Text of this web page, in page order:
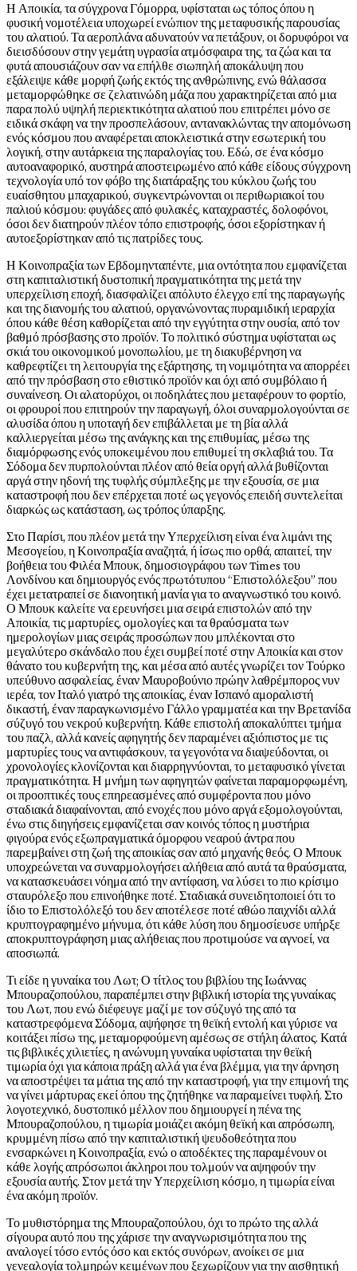
Η Αποικία, τα σύγχρονα Γόμορρα, υφίσταται ως τόπος όπου η
φυσική νομοτέλεια υποχωρεί ενώπιον της μεταφυσικής παρουσίας
του αλατιού. Τα αεροπλάνα αδυνατούν να πετάξουν, οι δορυφόροι να
διεισδύσουν στην γεμάτη υγρασία ατμόσφαιρα της, τα ζώα και τα
φυτά απουσιάζουν σαν να επήλθε σιωπηλή αποκάλυψη που
εξάλειψε κάθε μορφή ζωής εκτός της ανθρώπινης, ενώ θάλασσα
μεταμορφώθηκε σε ζελατινώδη μάζα που χαρακτηρίζεται από μια
παρα πολύ υψηλή περιεκτικότητα αλατιού που επιτρέπει μόνο σε
ειδικά σκάφη να την προσπελάσουν, αντανακλώντας την απομόνωση
ενός κόσμου που αναφέρεται αποκλειστικά στην εσωτερική του
λογική, στην αυτάρκεια της παραλογίας του. Εδώ, σε ένα κόσμο
αυτοαναφορικό, αυστηρά αποστειρωμένο από κάθε είδους σύγχρονη
τεχνολογία υπό τον φόβο της διατάραξης του κύκλου ζωής του
ευαίσθητου μπαχαρικού, συγκεντρώνονται οι περιθωριακοί του
παλιού κόσμου: φυγάδες από φυλακές, καταχραστές, δολοφόνοι,
όσοι δεν διατηρούν πλέον τόπο επιστροφής, όσοι εξορίστηκαν ή
αυτοεξορίστηκαν από τις πατρίδες τους.
Η Κοινοπραξία των Εβδομηνταπέντε, μια οντότητα που εμφανίζεται
στη καπιταλιστική δυστοπική πραγματικότητα της μετά την
υπερχείλιση εποχή, διασφαλίζει απόλυτο έλεγχο επί της παραγωγής
και της διανομής του αλατιού, οργανώνοντας πυραμιδική ιεραρχία
όπου κάθε θέση καθορίζεται από την εγγύτητα στην ουσία, από τον
βαθμό πρόσβασης στο προϊόν. Το πολιτικό σύστημα υφίσταται ως
σκιά του οικονομικού μονοπωλίου, με τη διακυβέρνηση να
καθρεφτίζει τη λειτουργία της εξάρτησης, τη νομιμότητα να απορρέει
από την πρόσβαση στο εθιστικό προϊόν και όχι από συμβόλαιο ή
συναίνεση. Οι αλατορύχοι, οι ποδηλάτες που μεταφέρουν το φορτίο,
οι φρουροί που επιτηρούν την παραγωγή, όλοι συναρμολογούνται σε
αλυσίδα όπου η υποταγή δεν επιβάλλεται με τη βία αλλά
καλλιεργείται μέσω της ανάγκης και της επιθυμίας, μέσω της
διαμόρφωσης ενός υποκειμένου που επιθυμεί τη σκλαβιά του. Τα
Σόδομα δεν πυρπολούνται πλέον από θεία οργή αλλά βυθίζονται
αργά στην ηδονή της τυφλής σύμπλεξης με την εξουσία, σε μια
καταστροφή που δεν επέρχεται ποτέ ως γεγονός επειδή συντελείται
διαρκώς ως κατάσταση, ως τρόπος ύπαρξης.
Στο Παρίσι, που πλέον μετά την Υπερχείλιση είναι ένα λιμάνι της
Μεσογείου, η Κοινοπραξία αναζητά, ή ίσως πιο ορθά, απαιτεί, την
βοήθεια του Φιλέα Μπουκ, δημοσιογράφου των Times του
Λονδίνου και δημιουργός ενός πρωτότυπου “Επιστολόλεξου” που
έχει μετατραπεί σε διανοητική μανία για το αναγνωστικό του κοινό.
Ο Μπουκ καλείτε να ερευνήσει μια σειρά επιστολών από την
Αποικία, τις μαρτυρίες, ομολογίες και τα θραύσματα των
ημερολογίων μιας σειράς προσώπων που μπλέκονται στο
μεγαλύτερο σκάνδαλο που έχει συμβεί ποτέ στην Αποικία και στον
θάνατο του κυβερνήτη της, και μέσα από αυτές γνωρίζει τον Τούρκο
υπεύθυνο ασφαλείας, έναν Μαυροβούνιο πρώην λαθρέμπορος νυν
ιερέα, τον Ιταλό γιατρό της αποικίας, έναν Ισπανό αμοραλιστή
δικαστή, έναν παραγκωνισμένο Γάλλο γραμματέα και την Βρετανίδα
σύζυγό του νεκρού κυβερνήτη. Κάθε επιστολή αποκαλύπτει τμήμα
του παζλ, αλλά κανείς αφηγητής δεν παραμένει αξιόπιστος με τις
μαρτυρίες τους να αντιφάσκουν, τα γεγονότα να διαψεύδονται, οι
χρονολογίες κλονίζονται και διαρρηγνύονται, το μεταφυσικό γίνεται
πραγματικότητα. Η μνήμη των αφηγητών φαίνεται παραμορφωμένη,
οι προοπτικές τους επηρεασμένες από συμφέροντα που μόνο
σταδιακά διαφαίνονται, από ενοχές που μόνο αργά εξομολογούνται,
ένω στις διηγήσεις εμφανίζεται σαν κοινός τόπος η μυστήρια
φιγούρα ενός εξωπραγματικά όμορφου νεαρού άντρα που
παρεμβαίνει στη ζωή της αποικίας σαν από μηχανής θεός. Ο Μπουκ
υποχρεώνεται να συναρμολογήσει αλήθεια από αυτά τα θραύσματα,
να κατασκευάσει νόημα από την αντίφαση, να λύσει το πιο κρίσιμο
σταυρόλεξο που επινοήθηκε ποτέ. Σταδιακά συνειδητοποιεί ότι το
ίδιο το Επιστολόλεξό του δεν αποτέλεσε ποτέ αθώο παιχνίδι αλλά
κρυπτογραφημένο μήνυμα, ότι κάθε λύση που δημοσίευσε υπήρξε
αποκρυπτογράφηση μιας αλήθειας που προτιμούσε να αγνοεί, να
αποσιωπά.
Τι είδε η γυναίκα του Λωτ; Ο τίτλος του βιβλίου της Ιωάννας
Μπουραζοπούλου, παραπέμπει στην βιβλική ιστορία της γυναίκας
του Λωτ, που ενώ διέφευγε μαζί με τον σύζυγό της από τα
καταστρεφόμενα Σόδομα, αψήφησε τη θεϊκή εντολή και γύρισε να
κοιτάξει πίσω της, μεταμορφούμενη αμέσως σε στήλη άλατος. Κατά
τις βιβλικές χιλιετίες, η ανώνυμη γυναίκα υφίσταται την θεϊκή
τιμωρία όχι για κάποια πράξη αλλά για ένα βλέμμα, για την άρνηση
να αποστρέψει τα μάτια της από την καταστροφή, για την επιμονή της
να γίνει μάρτυρας εκεί όπου της ζητήθηκε να παραμείνει τυφλή. Στο
λογοτεχνικό, δυστοπικό μέλλον που δημιουργεί η πένα της
Μπουραζοπούλου, η τιμωρία μοιάζει ακόμη θεϊκή και απρόσωπη,
κρυμμένη πίσω από την καπιταλιστική ψευδοθεότητα που
ενσαρκώνει η Κοινοπραξία, ενώ ο αποδέκτες της παραμένουν οι
κάθε λογής απρόσωποι άκληροι που τολμούν να αψηφούν την
εξουσία αυτής. Στον μετά την Υπερχείλιση κόσμο, η τιμωρία είναι
ένα ακόμη προϊόν.
Το μυθιστόρημα της Μπουραζοπούλου, όχι το πρώτο της αλλά
σίγουρα αυτό που της χάρισε την αναγνωρισιμότητα που της
αναλογεί τόσο εντός όσο και εκτός συνόρων, ανοίκει σε μια
γενεαλογία τολμηρών κειμένων που ξεχωρίζουν για την αισθητική